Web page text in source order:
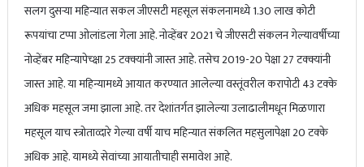
सलग दुसऱ्या महिन्यात सकल जीएसटी महसूल संकलनामध्ये 1.30 लाख कोटी
रूपयांचा टप्पा ओलांडला गेला आहे. नोव्हेंबर 2021 चे जीएसटी संकलन गेल्यावर्षीच्या
नोव्हेंबर महिन्यापेच्क्षा 25 टक्क्यांनी जास्त आहे. तसेच 2019-20 पेक्षा 27 टक्क्यांनी
जास्त आहे. या महिन्यामध्ये आयात करण्यात आलेल्या वस्तूंवरील करापोटी 43 टक्के
अधिक महसूल जमा झाला आहे. तर देशांतर्गत झालेल्या उलाढालीमधून मिळणारा
महसूल याच स्त्रोताव्दारे गेल्या वर्षी याच महिन्यात संकलित महसुलापेक्षा 20 टक्के
अधिक आहे. यामध्ये सेवांच्या आयातीचाही समावेश आहे.